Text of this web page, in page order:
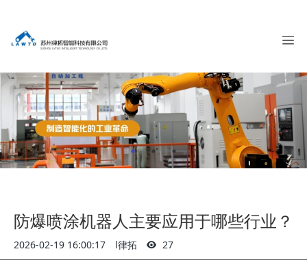
防爆喷涂机器人主要应用于哪些行业？
2026-02-19 16:00:17 l律拓 27